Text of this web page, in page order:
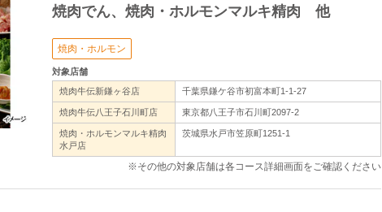
焼肉でん、焼肉・ホルモンマルキ精肉 他
焼肉・ホルモン
対象店舗
焼肉牛伝新鎌ヶ谷店
千葉県鎌ケ谷市初富本町1-1-27
焼肉牛伝八王子石川町店 東京都八王子市石川町2097-2
焼肉・ホルモンマルキ精肉
水戸店
茨城県水戸市笠原町1251-1
※その他の対象店舗は各コース詳細画面をご確認ください